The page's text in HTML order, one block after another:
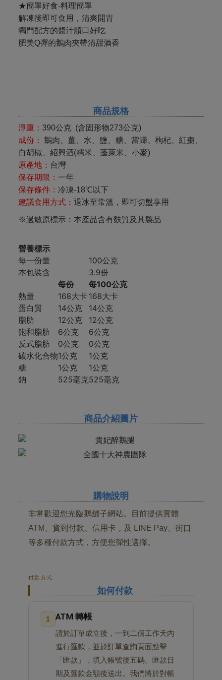
★簡單好食-料理簡單
解凍後即可食用，清爽開胃
獨門配方的醬汁順口好吃
肥美Q彈的鵝肉夾帶清甜酒香
商品規格
淨重： 390公克 (含固形物273公克)
成份：
鵝肉、薑、水、鹽、糖、當歸、枸杞、紅棗、
白胡椒、紹興酒(糯米、蓬萊米、小麥)
原產地： 台灣
保存期限： 一年
保存條件： 冷凍-18℃以下
建議食用方式： 退冰至常溫，即可切盤享用
※過敏原標示：本產品含有麩質及其製品
營養標示
每一份量
100公克
本包裝含
3.9份
每份
每100公克
熱量
168大卡 168大卡
蛋白質
14公克
14公克
脂肪
12公克
12公克
飽和脂肪
6公克
6公克
反式脂肪
0公克
0公克
碳水化合物1公克
1公克
糖
1公克
1公克
鈉
525毫克525毫克
商品介紹圖片
購物說明
非常歡迎您光臨鵝舖子網站。目前提供實體
ATM、貨到付款、信用卡，及 LINE Pay、街口
等多種付款方式，方便您彈性選擇。
付款方式
如何付款
1 ATM 轉帳
請於訂單成立後，一到二個工作天內
進行匯款，並於訂單查詢頁面點擊
「匯款」，填入帳號後五碼、匯款日
期及匯款金額後送出。我們將於對帳